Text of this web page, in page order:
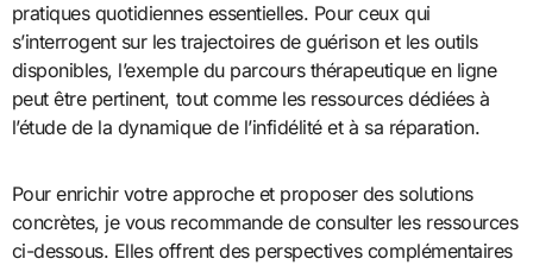
pratiques quotidiennes essentielles. Pour ceux qui
s’interrogent sur les trajectoires de guérison et les outils
disponibles, l’exemple du parcours thérapeutique en ligne
peut être pertinent, tout comme les ressources dédiées à
l’étude de la dynamique de l’infidélité et à sa réparation.
Pour enrichir votre approche et proposer des solutions
concrètes, je vous recommande de consulter les ressources
ci-dessous. Elles offrent des perspectives complémentaires